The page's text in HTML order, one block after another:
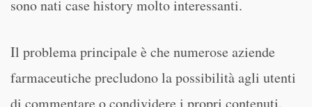
sono nati case history molto interessanti.
Il problema principale è che numerose aziende
farmaceutiche precludono la possibilità agli utenti
di commentare o condividere i propri contenuti,